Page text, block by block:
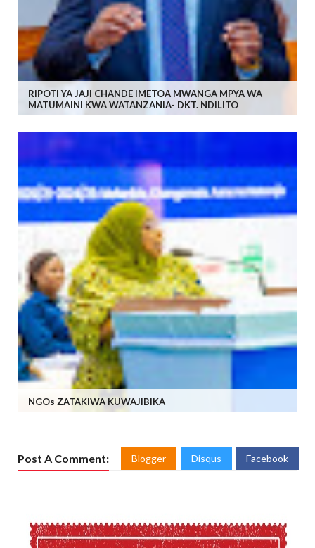
RIPOTI YA JAJI CHANDE IMETOA MWANGA MPYA WA
MATUMAINI KWA WATANZANIA- DKT. NDILITO
NGOs ZATAKIWA KUWAJIBIKA
Post A Comment: Blogger Disqus Facebook